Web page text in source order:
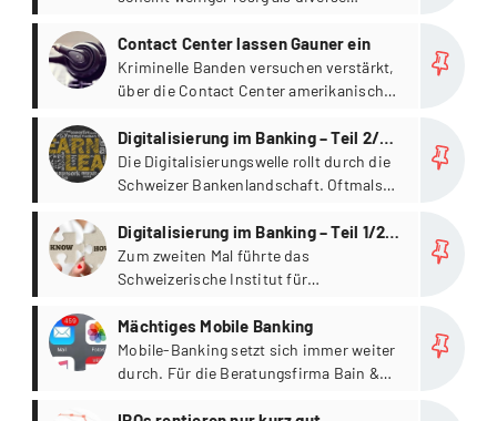
Contact Center lassen Gauner ein
Kriminelle Banden versuchen verstärkt,
über die Contact Center amerikanischer
Geldkreislauf einzudringen.
Digitalisierung im Banking – Teil 2/2
[Event]
Die Digitalisierungswelle rollt durch die
Schweizer Bankenlandschaft. Oftmals
was Banken alles in ihrem digitalen
Portfolio bereithalten.
Digitalisierung im Banking – Teil 1/2
[Event]
Zum zweiten Mal führte das
Schweizerische Institut für
Fachhochschule einen Anlass aus der
Konferenzreihe ‚Insight
Bankentransformation‘ auf.
Mächtiges Mobile Banking
Mobile-Banking setzt sich immer weiter
durch. Für die Beratungsfirma Bain &